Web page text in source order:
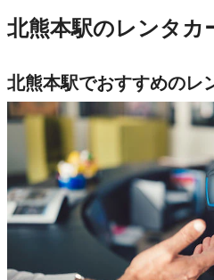
アクセス 北熊本駅より徒歩
店舗詳細 店舗詳細ページは
この店舗でレン
北熊本駅のレンタカ
北熊本駅でおすすめのレ